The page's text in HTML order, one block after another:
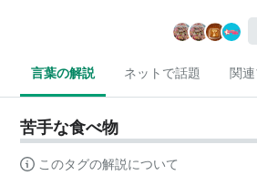
言葉の解説 ネットで話題 関
苦手な食べ物
このタグの解説について